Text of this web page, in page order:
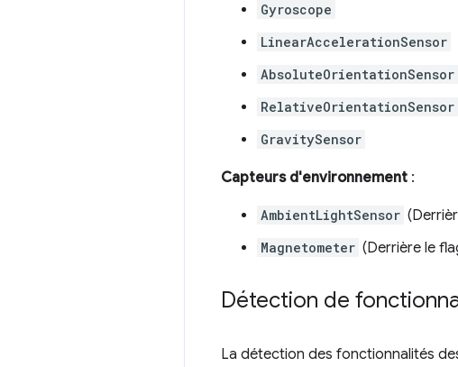
Gyroscope
LinearAccelerationSensor
AbsoluteOrientationSensor
RelativeOrientationSensor
GravitySensor
Capteurs d'environnement :
AmbientLightSensor
Magnetometer (Derrière le
Détection de
La détection des fonctionnalités